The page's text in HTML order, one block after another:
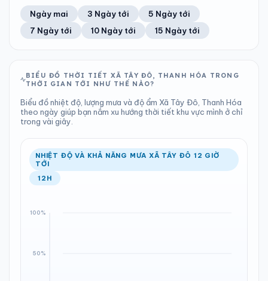
24°C 20%
Khả năng mưa
0 mm
Tổng cả ngày
997 hPa
Bình thường
12
Chỉ số UV
Tốt
Ước lượng
25°C
Ổn định
100%
Khả năng mưa
Trung bình ngày Tốc độ gió
TIA UV TẦM NHÌN
LƯỢNG MƯA
3.21 mm
Tổng cả ngày
ÁP SUẤT
998 hPa
Bình thường
Ổn định Khả năng mưa
Ngày mai 3 Ngày tới
5 Ngày tới
7 Ngày tới
10 Ngày tới 15 Ngày tới
BIỂU ĐỒ THỜI TIẾT XÃ TÂY ĐÔ, THANH HÓA TRONG
THỜI GIAN TỚI NHƯ THẾ NÀO?
Biểu đồ nhiệt độ, lượng mưa và độ ẩm Xã Tây Đô, Thanh Hóa
theo ngày giúp bạn nắm xu hướng thời tiết khu vực mình ở chỉ
trong vài giây.
NHIỆT ĐỘ VÀ KHẢ NĂNG MƯA XÃ TÂY ĐÔ 12 GIỜ
TỚI
12H